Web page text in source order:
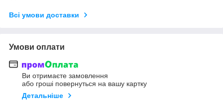
Всі умови доставки
Умови оплати
Ви отримаєте замовлення
або гроші повернуться на вашу картку
Детальніше